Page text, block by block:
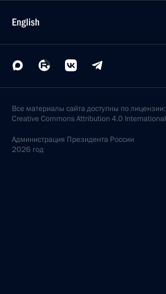
English
Все материалы сайта доступны по лицензии:
Creative Commons Attribution 4.0 International
Администрация Президента России
2026 год